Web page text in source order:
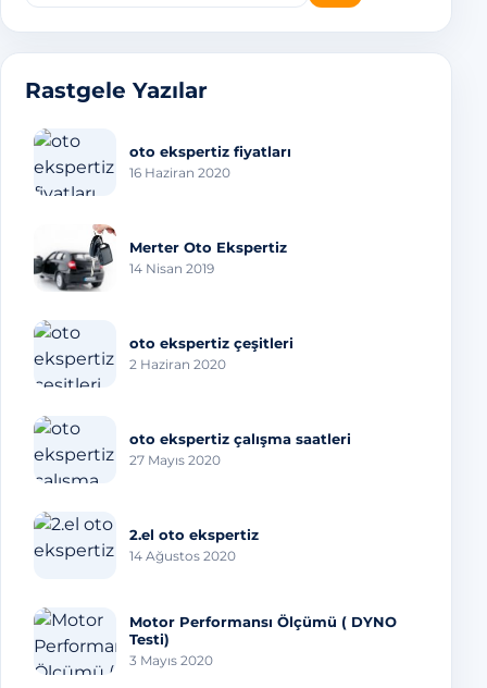
Rastgele Yazılar
oto ekspertiz fiyatları
16 Haziran 2020
Merter Oto Ekspertiz
14 Nisan 2019
oto ekspertiz çeşitleri
2 Haziran 2020
oto ekspertiz çalışma saatleri
27 Mayıs 2020
2.el oto ekspertiz
14 Ağustos 2020
Motor Performansı Ölçümü ( DYNO
Testi)
3 Mayıs 2020